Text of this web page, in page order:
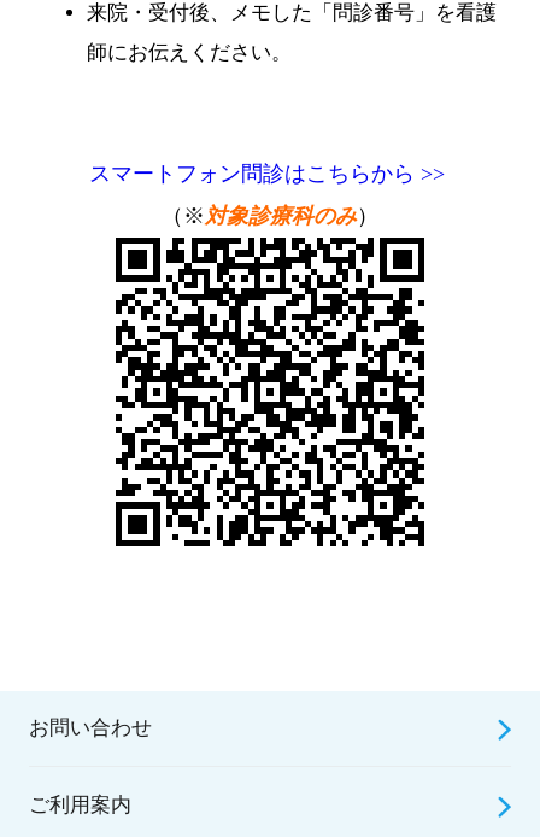
来院・受付後、メモした「問診番号」を看護
師にお伝えください。
スマートフォン問診はこちらから >>
（※対象診療科のみ）
お問い合わせ
ご利用案内